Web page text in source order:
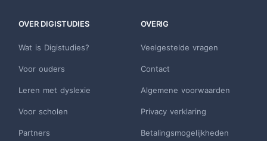
OVER DIGISTUDIES
Wat is Digistudies?
Voor ouders
Leren met dyslexie
Voor scholen
Partners
OVERIG
Veelgestelde vragen
Contact
Algemene voorwaarden
Privacy verklaring
Betalingsmogelijkheden